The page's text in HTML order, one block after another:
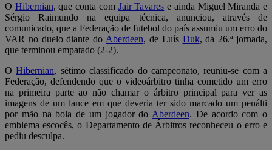
O Hibernian, que conta com Jair Tavares e ainda Miguel Miranda e
Sérgio Raimundo na equipa técnica, anunciou, através de
comunicado, que a Federação de futebol do país assumiu um erro do
VAR no duelo diante do Aberdeen, de Luís Duk, da 26.ª jornada,
que terminou empatado (2-2).
OHibernian, sétimo classificado do campeonato, reuniu-se com a
Federação, defendendo que o videoárbitro tinha cometido um erro
na primeira parte ao não chamar o árbitro principal para ver as
imagens de um lance em que deveria ter sido marcado um penálti
por mão na bola de um jogador do Aberdeen. De acordo com o
emblema escocês, o Departamento de Árbitros reconheceu o erro e
pediu desculpa.